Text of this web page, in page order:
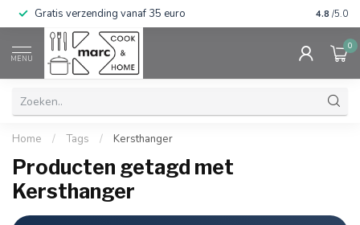
Gratis verzending vanaf 35 euro 4.8 /5.0
MENU
0
Home / Tags / Kersthanger
Producten getagd met
Kersthanger